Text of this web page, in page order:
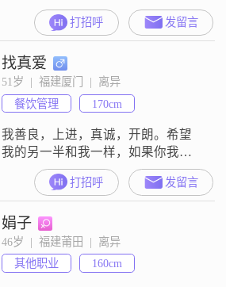
1.63米以上年龄35—55岁，体重60公
斤左右，高中文化女性为伴。本人
丧偶二年希望找到善良健康关心他
人女性为终身伴侣。
打招呼 发留言
找真爱
51岁  |  福建厦门  |  离异
餐饮管理
170cm
我善良，上进，真诚，开朗。希望
我的另一半和我一样，如果你我三
观相同，就来一次轰轰烈烈的爱
打招呼 发留言
娟子
46岁  |  福建莆田  |  离异
其他职业
160cm